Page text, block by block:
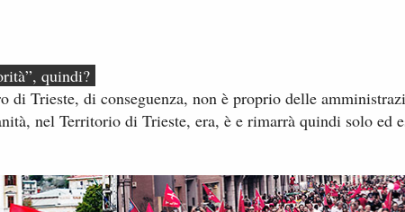
quindi?
di Trieste, di conseguenza, non è proprio​ ​delle
nel Territorio di Trieste, era, è e rimarrà quindi solo ed